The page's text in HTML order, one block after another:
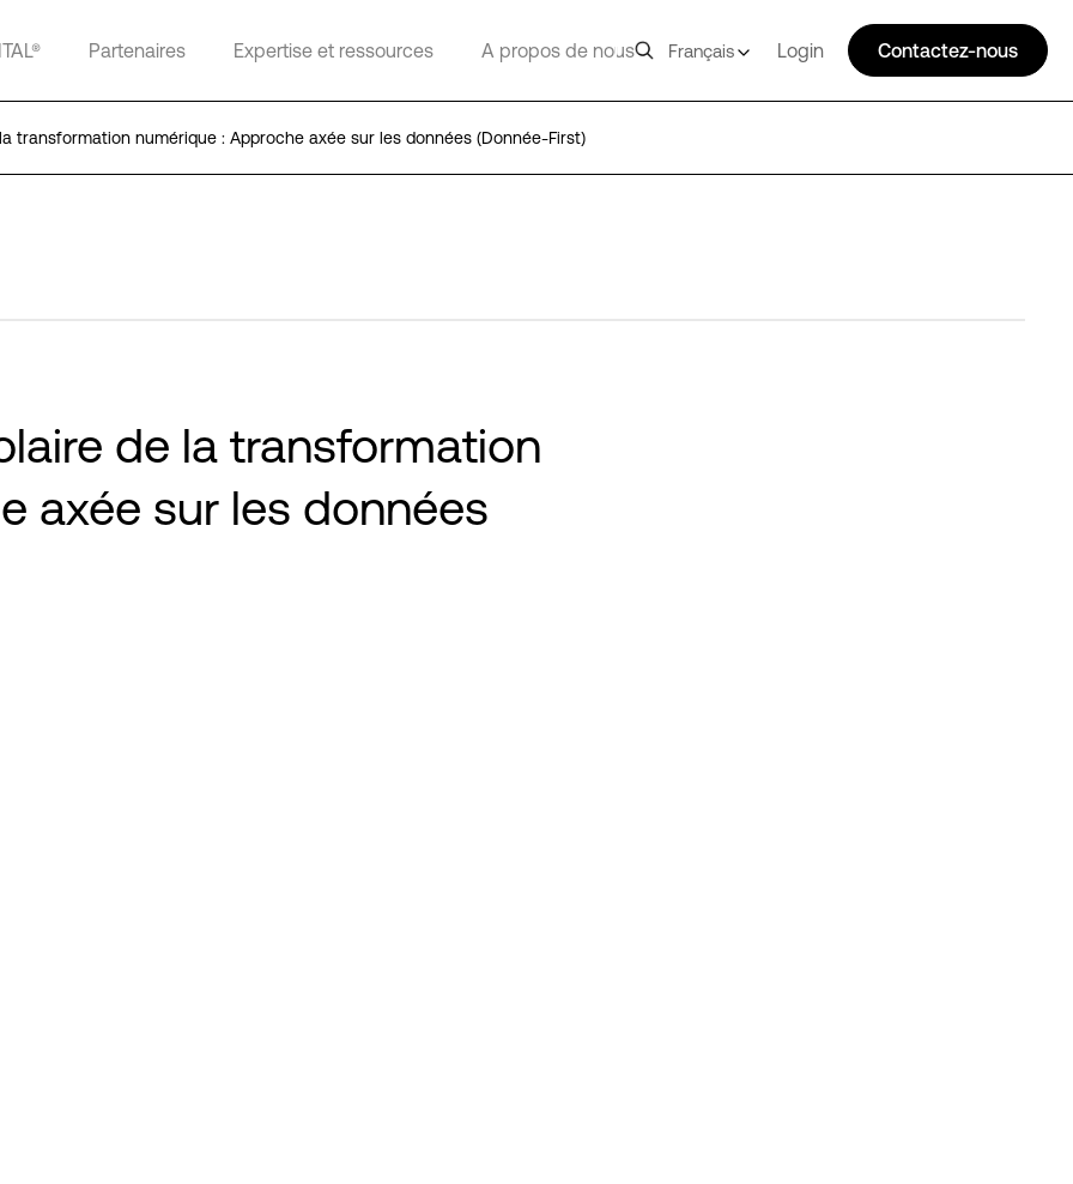
Partenaires Expertise et ressources A propos de nous Français Login Contactez-nous
transformation numérique : Approche axée sur les données (Donnée-First)
de la transformation
axée sur les données